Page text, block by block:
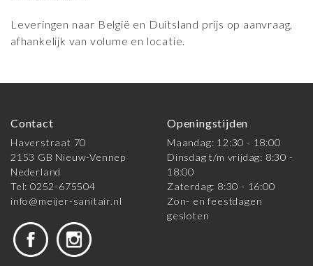
Leveringen naar België en Duitsland prijs op aanvraag,
afhankelijk van volume en locatie.
Contact
Haverstraat 70
2153 GB Nieuw-Vennep
Nederland
Tel: 0252-675504
info@meijer-sanitair.nl
Openingstijden
Maandag: 12:30 - 18:00
Dinsdag t/m vrijdag: 8:30 -
18:00
Zaterdag: 8:30 - 16:00
Zon- en feestdagen
gesloten